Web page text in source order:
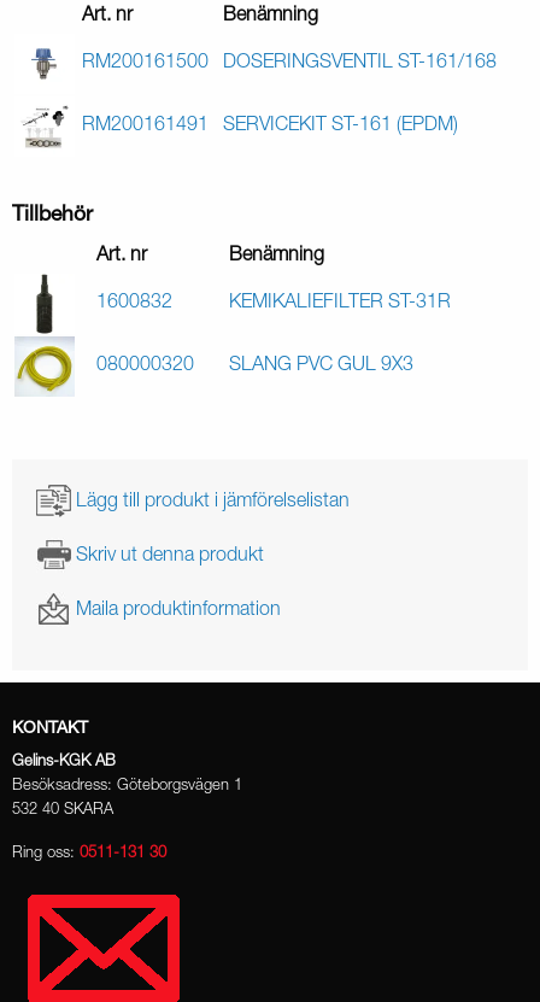
Art. nr Benämning
RM200161500 DOSERINGSVENTIL ST-161/168
RM200161491 SERVICEKIT ST-161 (EPDM)
Tillbehör
Art. nr Benämning
1600832 KEMIKALIEFILTER ST-31R
080000320 SLANG PVC GUL 9X3
Lägg till produkt i jämförelselistan
Skriv ut denna produkt
Maila produktinformation
KONTAKT
Gelins-KGK AB
Besöksadress: Göteborgsvägen 1
532 40 SKARA
Ring oss: 0511-131 30